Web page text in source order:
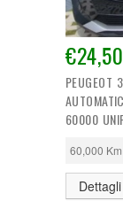
Tipologia:
Anno di
PEUGEOT
60000
60,000
Dettagli